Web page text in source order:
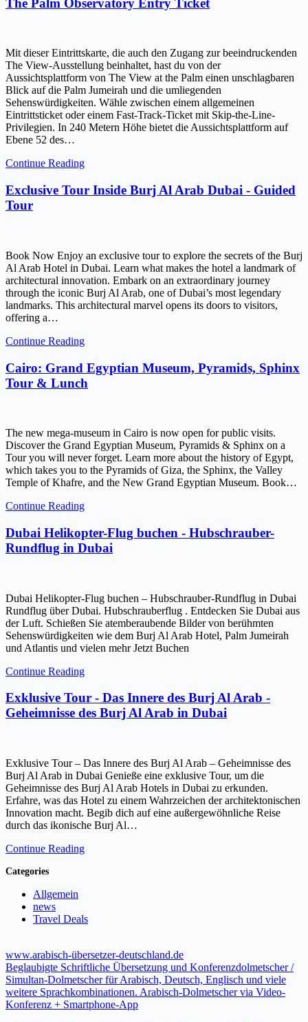
Mit dieser Eintrittskarte, die auch den Zugang zur beeindruckenden
The View-Ausstellung beinhaltet, hast du von der
Aussichtsplattform von The View at the Palm einen unschlagbaren
Blick auf die Palm Jumeirah und die umliegenden
Sehenswürdigkeiten. Wähle zwischen einem allgemeinen
Eintrittsticket oder einem Fast-Track-Ticket mit Skip-the-Line-
Privilegien. In 240 Metern Höhe bietet die Aussichtsplattform auf
Ebene 52 des…
Continue Reading
Exclusive Tour Inside Burj Al Arab Dubai - Guided
Tour
Book Now Enjoy an exclusive tour to explore the secrets of the Burj
Al Arab Hotel in Dubai. Learn what makes the hotel a landmark of
architectural innovation. Embark on an extraordinary journey
through the iconic Burj Al Arab, one of Dubai’s most legendary
landmarks. This architectural marvel opens its doors to visitors,
offering a…
Continue Reading
Cairo: Grand Egyptian Museum, Pyramids, Sphinx
Tour & Lunch
The new mega-museum in Cairo is now open for public visits.
Discover the Grand Egyptian Museum, Pyramids & Sphinx on a
Tour you will never forget. Learn more about the history of Egypt,
which takes you to the Pyramids of Giza, the Sphinx, the Valley
Temple of Khafre, and the New Grand Egyptian Museum. Book…
Continue Reading
Dubai Helikopter-Flug buchen - Hubschrauber-
Rundflug in Dubai
Dubai Helikopter-Flug buchen – Hubschrauber-Rundflug in Dubai
Rundflug über Dubai. Hubschrauberflug . Entdecken Sie Dubai aus
der Luft. Schießen Sie atemberaubende Bilder von berühmten
Sehenswürdigkeiten wie dem Burj Al Arab Hotel, Palm Jumeirah
und Atlantis und vielen mehr Jetzt Buchen
Continue Reading
Exklusive Tour - Das Innere des Burj Al Arab -
Geheimnisse des Burj Al Arab in Dubai
Exklusive Tour – Das Innere des Burj Al Arab – Geheimnisse des
Burj Al Arab in Dubai Genieße eine exklusive Tour, um die
Geheimnisse des Burj Al Arab Hotels in Dubai zu erkunden.
Erfahre, was das Hotel zu einem Wahrzeichen der architektonischen
Innovation macht. Begib dich auf eine außergewöhnliche Reise
durch das ikonische Burj Al…
Continue Reading
Categories
Allgemein
news
Travel Deals
www.arabisch-übersetzer-deutschland.de
Beglaubigte Schriftliche Übersetzung und Konferenzdolmetscher /
Simultan-Dolmetscher für Arabisch, Deutsch, Englisch und viele
weitere Sprachkombinationen. Arabisch-Dolmetscher via Video-
Konferenz + Smartphone-App